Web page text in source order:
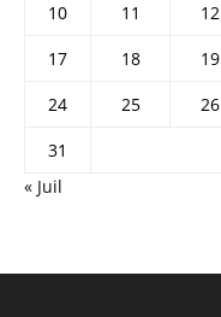
10
11 12
17
18 19
24
25 26
31
« Juil